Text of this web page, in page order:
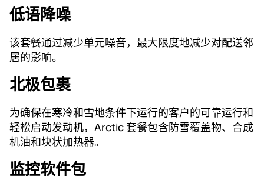
低语降噪
该套餐通过减少单元噪音，最大限度地减少对配送邻
居的影响。
北极包裹
为确保在寒冷和雪地条件下运行的客户的可靠运行和
轻松启动发动机，Arctic 套餐包含防雪覆盖物、合成
机油和块状加热器。
监控软件包